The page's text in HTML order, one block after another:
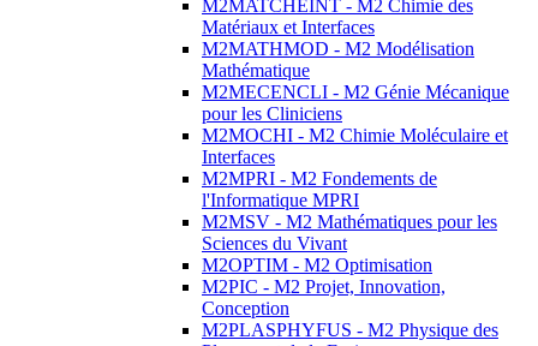
M2MATCHEINT - M2 Chimie des
Matériaux et Interfaces
M2MATHMOD - M2 Modélisation
Mathématique
M2MECENCLI - M2 Génie Mécanique
pour les Cliniciens
M2MOCHI - M2 Chimie Moléculaire et
Interfaces
M2MPRI - M2 Fondements de
l'Informatique MPRI
M2MSV - M2 Mathématiques pour les
Sciences du Vivant
M2OPTIM - M2 Optimisation
M2PIC - M2 Projet, Innovation,
Conception
M2PLASPHYFUS - M2 Physique des